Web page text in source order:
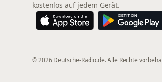
kostenlos auf jedem Gerät.
© 2026 Deutsche-Radio.de. Alle Rechte